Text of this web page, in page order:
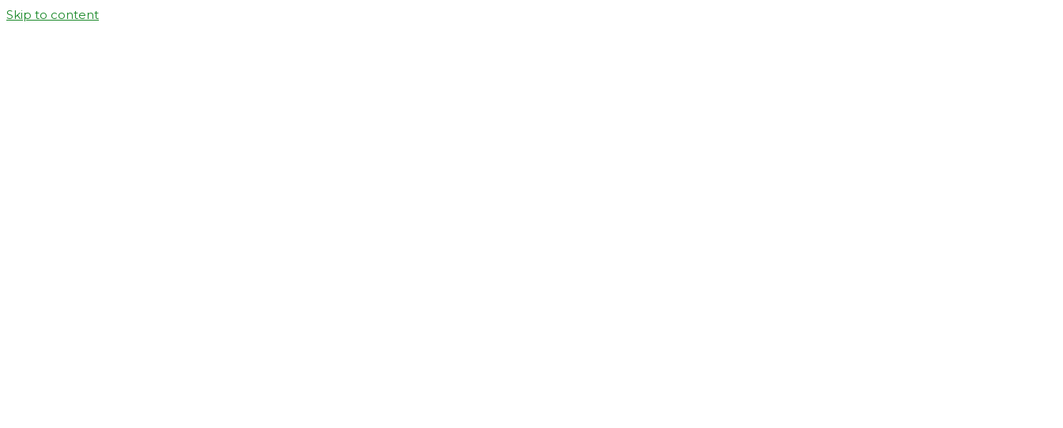
Skip to content